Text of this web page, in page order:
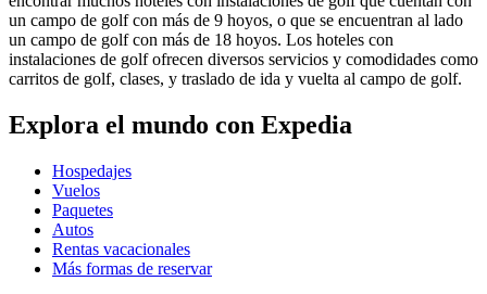
un campo de golf con más de 9 hoyos, o que se encuentran al lado
un campo de golf con más de 18 hoyos. Los hoteles con
instalaciones de golf ofrecen diversos servicios y comodidades como
carritos de golf, clases, y traslado de ida y vuelta al campo de golf.
Explora el mundo con Expedia
Hospedajes
Vuelos
Paquetes
Autos
Rentas vacacionales
Más formas de reservar